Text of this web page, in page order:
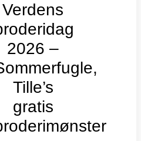
Verdens
2026 –
Tille’s
gratis